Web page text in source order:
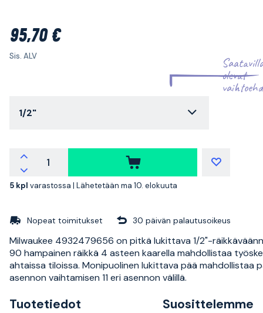
95,70 €
Sis. ALV
olevat
1/2"
5 kpl varastossa | Lähetetään ma 10. elokuuta
Nopeat toimitukset 30 päivän palautusoikeus
Milwaukee 4932479656 on pitkä lukittava 1/2"-
90 hampainen räikkä 4 asteen kaarella mahdollistaa
ahtaissa tiloissa. Monipuolinen lukittava pää mahdollistaa
asennon vaihtamisen 11 eri asennon välillä.
Tuotetiedot Suosittelemme